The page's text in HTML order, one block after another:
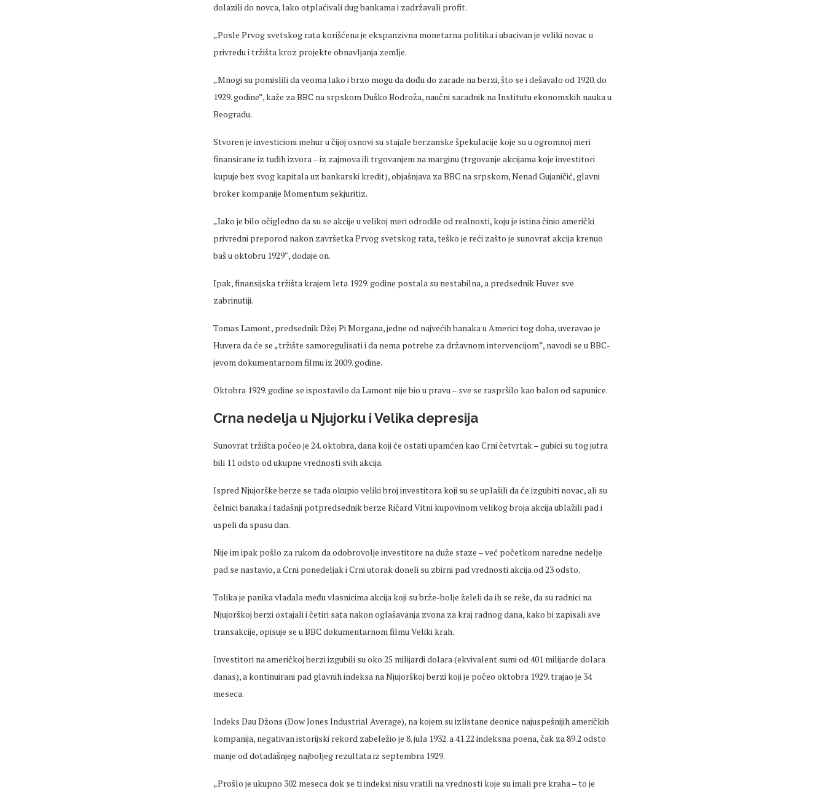
dolazili do novca, lako otplaćivali dug bankama i zadržavali profit.
„Posle Prvog svetskog rata korišćena je ekspanzivna monetarna politika i ubacivan je veliki novac u
privredu i tržišta kroz projekte obnavljanja zemlje.
„Mnogi su pomislili da veoma lako i brzo mogu da dođu do zarade na berzi, što se i dešavalo od 1920. do
1929. godine”, kaže za BBC na srpskom Duško Bodroža, naučni saradnik na Institutu ekonomskih nauka u
Beogradu.
Stvoren je investicioni mehur u čijoj osnovi su stajale berzanske špekulacije koje su u ogromnoj meri
finansirane iz tuđih izvora – iz zajmova ili trgovanjem na marginu (trgovanje akcijama koje investitori
kupuje bez svog kapitala uz bankarski kredit), objašnjava za BBC na srpskom, Nenad Gujaničić, glavni
broker kompanije Momentum sekjuritiz.
„Iako je bilo očigledno da su se akcije u velikoj meri odrodile od realnosti, koju je istina činio američki
privredni preporod nakon završetka Prvog svetskog rata, teško je reći zašto je sunovrat akcija krenuo
baš u oktobru 1929″, dodaje on.
Ipak, finansijska tržišta krajem leta 1929. godine postala su nestabilna, a predsednik Huver sve
zabrinutiji.
Tomas Lamont, predsednik Džej Pi Morgana, jedne od najvećih banaka u Americi tog doba, uveravao je
Huvera da će se „tržište samoregulisati i da nema potrebe za državnom intervencijom”, navodi se u BBC-
jevom dokumentarnom filmu iz 2009. godine.
Oktobra 1929. godine se ispostavilo da Lamont nije bio u pravu – sve se raspršilo kao balon od sapunice.
Crna nedelja u Njujorku i Velika depresija
Sunovrat tržišta počeo je 24. oktobra, dana koji će ostati upamćen kao Crni četvrtak – gubici su tog jutra
bili 11 odsto od ukupne vrednosti svih akcija.
Ispred Njujorške berze se tada okupio veliki broj investitora koji su se uplašili da će izgubiti novac, ali su
čelnici banaka i tadašnji potpredsednik berze Ričard Vitni kupovinom velikog broja akcija ublažili pad i
uspeli da spasu dan.
Nije im ipak pošlo za rukom da odobrovolje investitore na duže staze – već početkom naredne nedelje
pad se nastavio, a Crni ponedeljak i Crni utorak doneli su zbirni pad vrednosti akcija od 23 odsto.
Tolika je panika vladala među vlasnicima akcija koji su brže-bolje želeli da ih se reše, da su radnici na
Njujorškoj berzi ostajali i četiri sata nakon oglašavanja zvona za kraj radnog dana, kako bi zapisali sve
transakcije, opisuje se u BBC dokumentarnom filmu Veliki krah.
Investitori na američkoj berzi izgubili su oko 25 milijardi dolara (ekvivalent sumi od 401 milijarde dolara
danas), a kontinuirani pad glavnih indeksa na Njujorškoj berzi koji je počeo oktobra 1929. trajao je 34
meseca.
Indeks Dau Džons (Dow Jones Industrial Average), na kojem su izlistane deonice najuspešnijih američkih
kompanija, negativan istorijski rekord zabeležio je 8. jula 1932. a 41.22 indeksna poena, čak za 89.2 odsto
manje od dotadašnjeg najboljeg rezultata iz septembra 1929.
„Prošlo je ukupno 302 meseca dok se ti indeksi nisu vratili na vrednosti koje su imali pre kraha – to je